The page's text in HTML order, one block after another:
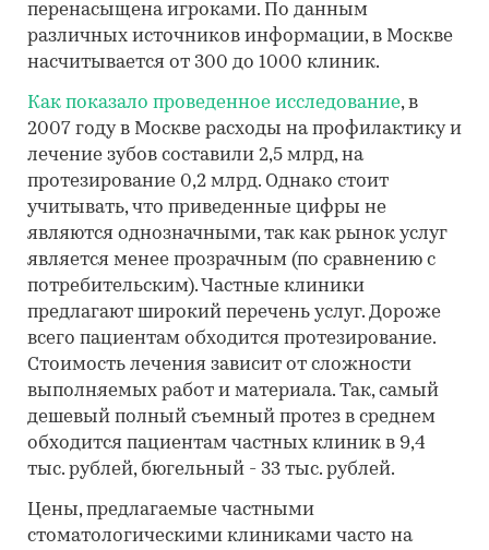
перенасыщена игроками. По данным
различных источников информации, в Москве
насчитывается от 300 до 1000 клиник.
Как показало проведенное исследование, в
2007 году в Москве расходы на профилактику и
лечение зубов составили 2,5 млрд, на
протезирование 0,2 млрд. Однако стоит
учитывать, что приведенные цифры не
являются однозначными, так как рынок услуг
является менее прозрачным (по сравнению с
потребительским). Частные клиники
предлагают широкий перечень услуг. Дороже
всего пациентам обходится протезирование.
Стоимость лечения зависит от сложности
выполняемых работ и материала. Так, самый
дешевый полный съемный протез в среднем
обходится пациентам частных клиник в 9,4
тыс. рублей, бюгельный - 33 тыс. рублей.
Цены, предлагаемые частными
стоматологическими клиниками часто на